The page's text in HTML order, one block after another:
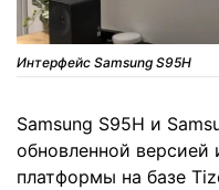
Интерфейс Samsung S95H
Samsung S95H и
обновленной версией
платформы на базе